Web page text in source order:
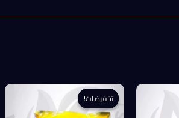
تخفيضات!
تخفيضات!